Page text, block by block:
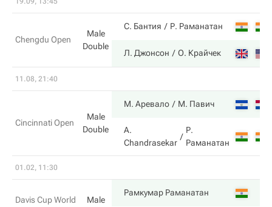
Chengdu Open
Male
Double
С. Бантия Р. Раманатан
Л. Джонсон О. Крайчек
11.08, 21:40
Cincinnati Open
Male
Double
М. Аревало М. Павич
A.
Chandrasekar
Р.
Раманатан
01.02, 11:30
Davis Cup World
Male
Рамкумар Раманатан